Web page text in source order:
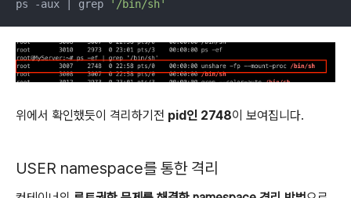
ps -aux | grep '/bin/sh'
위에서 확인했듯이 격리하기전 pid인 2748이 보여집니다.
USER namespace를 통한 격리